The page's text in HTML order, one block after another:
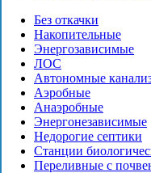
Без откачки
Накопительные
Энергозависимые
ЛОС
Автономные
Аэробные
Анаэробные
Энергонезависимые
Недорогие септики
Станции
Переливные с